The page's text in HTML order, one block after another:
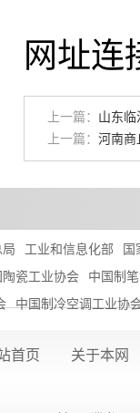
网址连
上一篇： 山东
上一篇： 河南商
工业和信息化部
国
陶瓷工业协会
中国制
中国制冷空调工业协
首页 关于本网